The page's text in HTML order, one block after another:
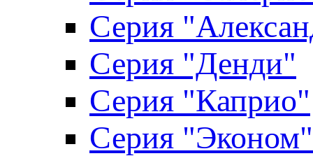
Серия
Серия "Денди"
Серия "Каприо"
Серия "Эконом"